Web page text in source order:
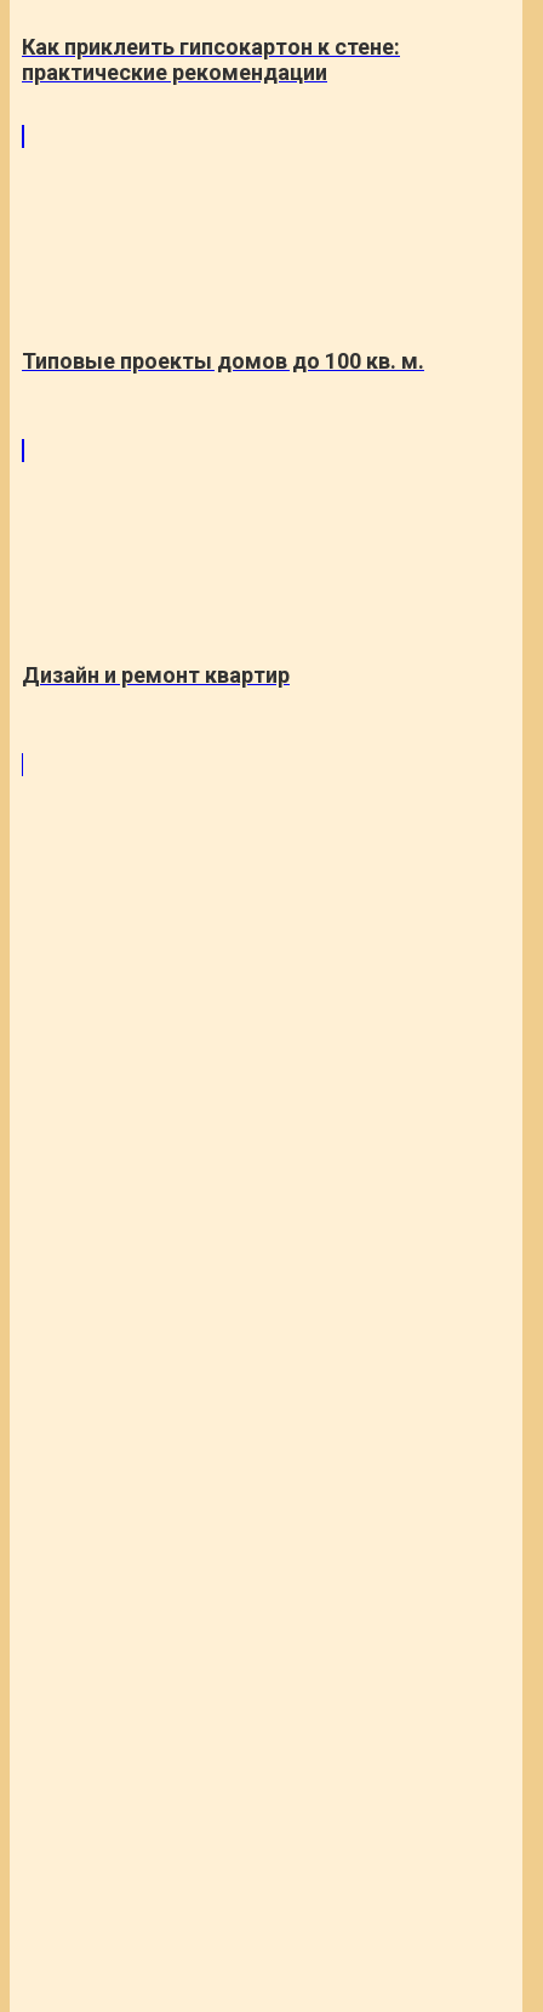
Как приклеить гипсокартон к стене:
практические рекомендации
Типовые проекты домов до 100 кв. м.
Дизайн и ремонт квартир